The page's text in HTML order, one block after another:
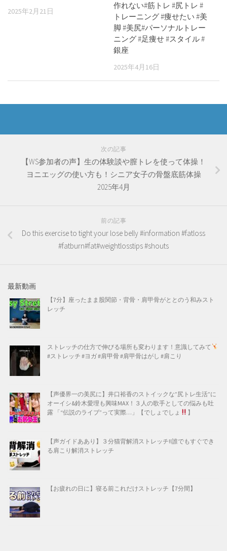
2025年2月21日
作れない#筋トレ #尻トレ #
トレーニング #痩せたい #美
脚 #美尻#パーソナルトレー
ニング #足痩せ #スタイル #
銀座
2025年4月16日
次の記事
【WS参加者の声】生の体験談や膣トレを使って体操！
ヨニエッグの使い方も！シニア女子の骨盤底筋体操
2025年4月
前の記事
Do this exercise to tight your lose belly #information #fatloss
#fatburn#fat#weightlosstips #shouts
最新動画
【7分】座ったまま股関節・背骨・肩甲骨がととのう和みスト
レッチ
ストレッチの仕方で伸びる場所も変わります！意識してみて
#ストレッチ #ヨガ #肩甲骨 #肩甲骨はがし #肩こり
【声優界一の美尻に】井口裕香のストイックな”尻トレ生活”に
オーイシ&鈴木愛理も興味MAX！３人の歌手としての悩みも吐
露 「“伝説のライブ”って実際…」【でしょでしょ
】
【声ガイドああり】３分猫背解消ストレッチ!!誰でもすぐでき
る肩こり解消ストレッチ
【お疲れの日に】寝る前これだけストレッチ【7分間】